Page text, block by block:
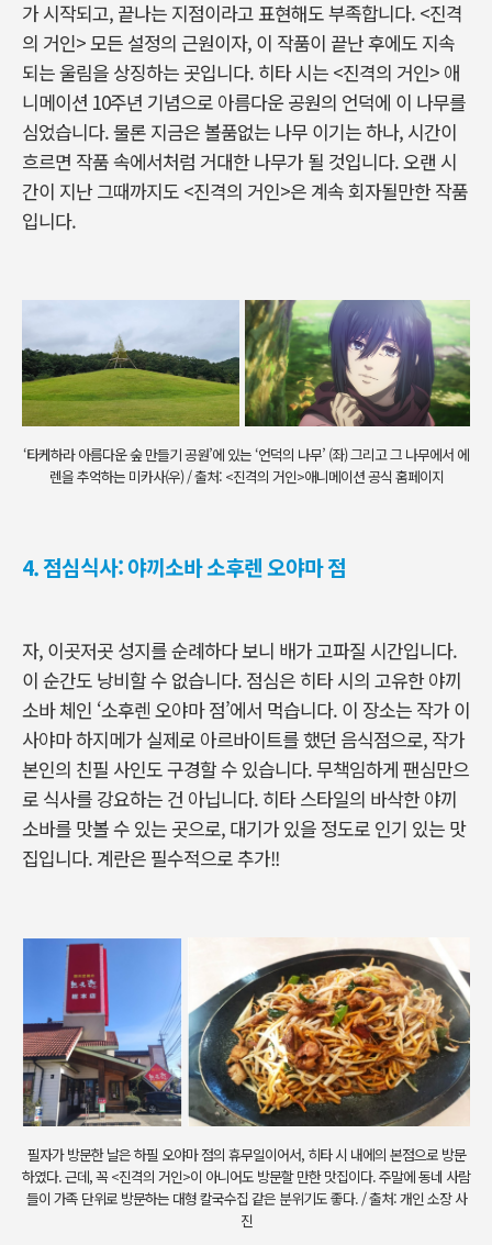
가 시작되고, 끝나는 지점이라고 표현해도 부족합니다. <진격
의 거인> 모든 설정의 근원이자, 이 작품이 끝난 후에도 지속
되는 울림을 상징하는 곳입니다. 히타 시는 <진격의 거인> 애
니메이션 10주년 기념으로 아름다운 공원의 언덕에 이 나무를
심었습니다. 물론 지금은 볼품없는 나무 이기는 하나, 시간이
흐르면 작품 속에서처럼 거대한 나무가 될 것입니다. 오랜 시
간이 지난 그때까지도 <진격의 거인>은 계속 회자될만한 작품
입니다.
‘타케하라 아름다운 숲 만들기 공원’에 있는 ‘언덕의 나무’ (좌) 그리고 그 나무에서 에
렌을 추억하는 미카사(우) / 출처: <진격의 거인>애니메이션 공식 홈페이지
4. 점심식사: 야끼소바 소후렌 오야마 점
자, 이곳저곳 성지를 순례하다 보니 배가 고파질 시간입니다.
이 순간도 낭비할 수 없습니다. 점심은 히타 시의 고유한 야끼
소바 체인 ‘소후렌 오야마 점’에서 먹습니다. 이 장소는 작가 이
사야마 하지메가 실제로 아르바이트를 했던 음식점으로, 작가
본인의 친필 사인도 구경할 수 있습니다. 무책임하게 팬심만으
로 식사를 강요하는 건 아닙니다. 히타 스타일의 바삭한 야끼
소바를 맛볼 수 있는 곳으로, 대기가 있을 정도로 인기 있는 맛
집입니다. 계란은 필수적으로 추가!!
필자가 방문한 날은 하필 오야마 점의 휴무일이어서, 히타 시 내에의 본점으로 방문
하였다. 근데, 꼭 <진격의 거인>이 아니어도 방문할 만한 맛집이다. 주말에 동네 사람
들이 가족 단위로 방문하는 대형 칼국수집 같은 분위기도 좋다. / 출처: 개인 소장 사
진